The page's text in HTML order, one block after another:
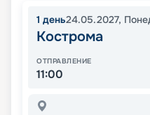
1 день24.05.2027,
Кострома
ОТПРАВЛЕНИЕ
11:00